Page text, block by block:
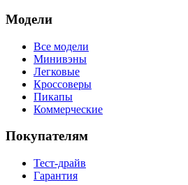
Модели
Все модели
Минивэны
Легковые
Кроссоверы
Пикапы
Коммерческие
Покупателям
Тест-драйв
Гарантия